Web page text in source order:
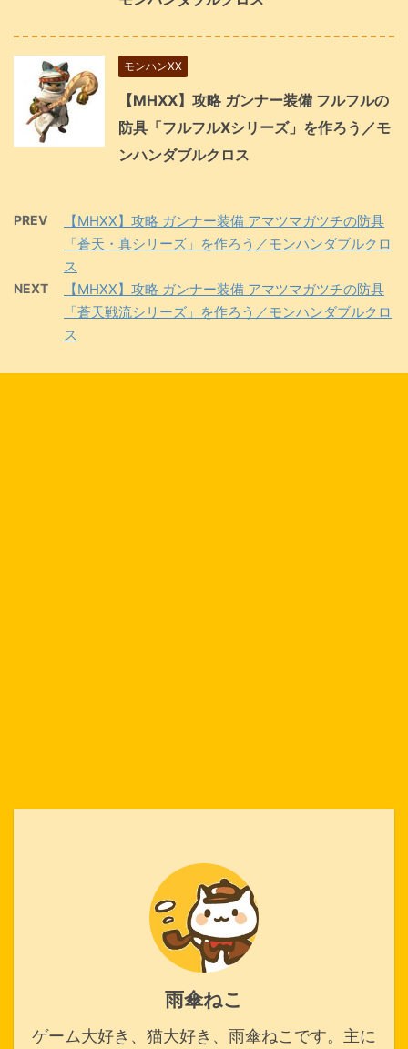
モンハンXX
【MHXX】攻略 ガンナー装備 フルフルの
防具「フルフルXシリーズ」を作ろう／モ
ンハンダブルクロス
PREV
【MHXX】攻略 ガンナー装備 アマツマガツチの防具
「蒼天・真シリーズ」を作ろう／モンハンダブルクロ
ス
NEXT
【MHXX】攻略 ガンナー装備 アマツマガツチの防具
「蒼天戦流シリーズ」を作ろう／モンハンダブルクロ
ス
雨傘ねこ
ゲーム大好き、猫大好き、雨傘ねこです。主に